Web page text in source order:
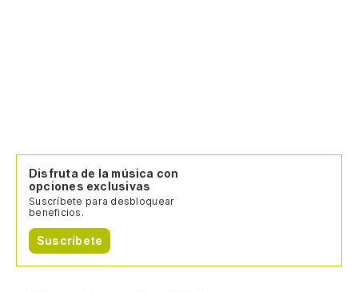
Disfruta de la música con
opciones exclusivas
Suscríbete para desbloquear
beneficios.
Suscríbete